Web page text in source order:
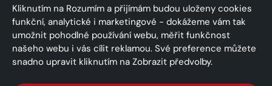
Kliknutím na Rozumím a přijímám budou uloženy cookies
funkční, analytické i marketingové - dokážeme vám tak
umožnit pohodlné používání webu, měřit funkčnost
našeho webu i vás cílit reklamou. Své preference můžete
snadno upravit kliknutím na Zobrazit předvolby.
Spolupracujeme